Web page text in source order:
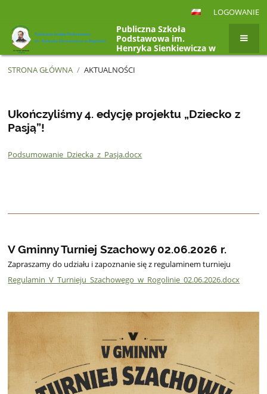
LOGOWANIE
Publiczna Szkoła
Podstawowa im.
Henryka Sienkiewicza w
Rogolinie, Rogolin 4a,
26-807 Radzanów
STRONA GŁÓWNA / AKTUALNOŚCI
Ukończyliśmy 4. edycję projektu „Dziecko z
Pasją”!
Podsumowanie_Dziecka_z_Pasja.docx
V Gminny Turniej Szachowy 02.06.2026 r.
Zapraszamy do udziału i zapoznanie się z regulaminem turnieju
Regulamin_V_Turnieju_Szachowego_w_Rogolinie_02.06.2026.docx